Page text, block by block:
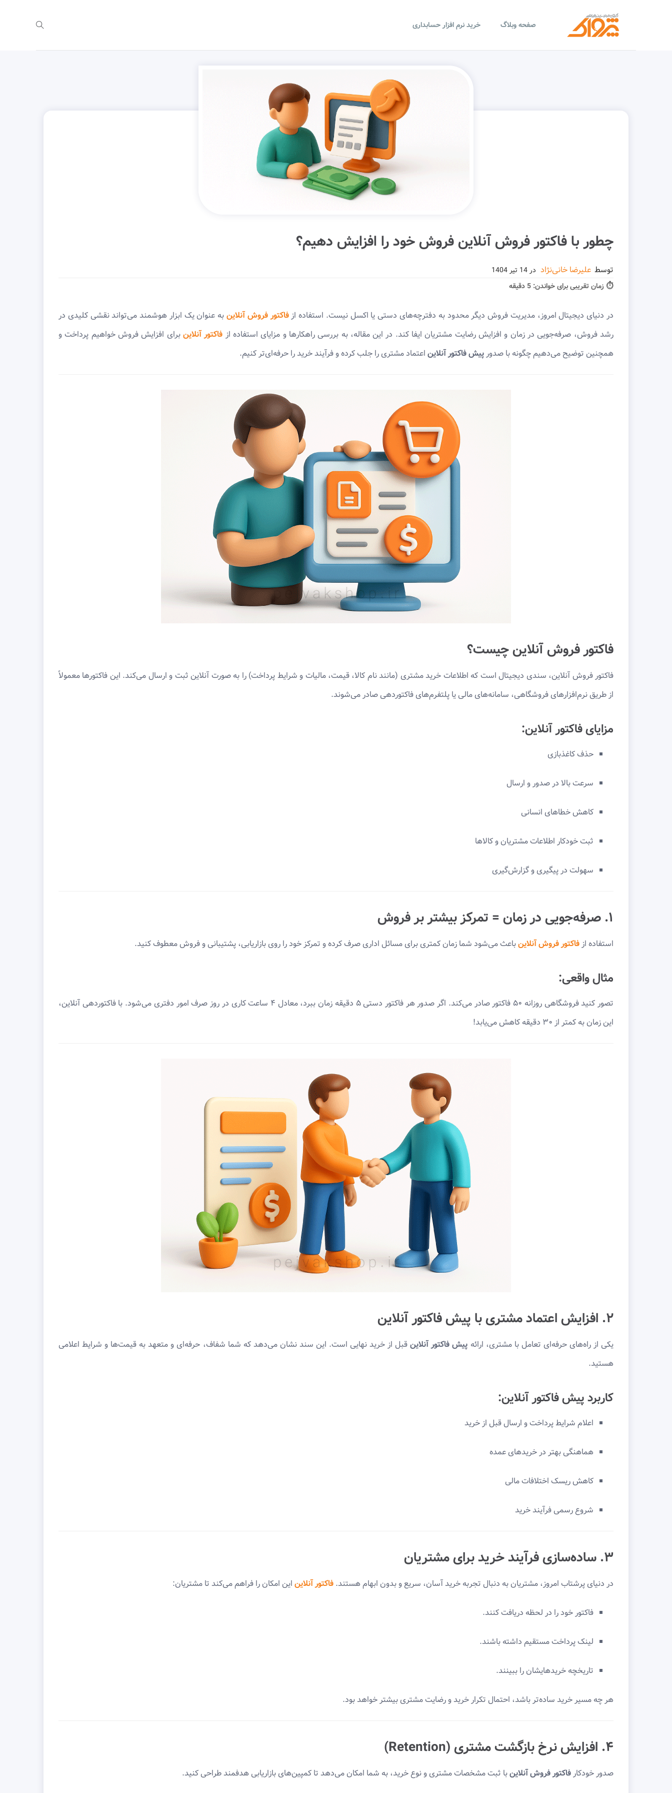
صفحه وبلاگ خرید نرم افزار حسابداری
چطور با فاکتور فروش آنلاین فروش خود را افزایش دهیم؟
توسط علیرضا خانی‌نژاد در
⏱ زمان تقریبی برای خواندن: 5 دقیقه
در دنیای دیجیتال امروز، مدیریت فروش دیگر محدود به دفترچه‌های دستی یا اکسل نیست. استفاده ازفاکتور فروش آنلاین به عنوان یک ابزار هوشمند می‌تواند نقشی کلیدی در
رشد فروش، صرفه‌جویی در زمان و افزایش رضایت مشتریان ایفا کند. در این مقاله، به بررسی راهکارها و مزایای استفاده از فاکتور آنلاین برای افزایش فروش خواهیم پرداخت و
همچنین توضیح می‌دهیم چگونه با صدور پیش فاکتور آنلاین اعتماد مشتری را جلب کرده و فرآیند خرید را حرفه‌ای‌تر کنیم.
فاکتور فروش آنلاین چیست؟
فاکتور فروش آنلاین، سندی دیجیتال است که اطلاعات خرید مشتری (مانند نام کالا، قیمت، مالیات و شرایط پرداخت) را به صورت آنلاین ثبت و ارسال می‌کند. این فاکتورها معمولاً
از طریق نرم‌افزارهای فروشگاهی، سامانه‌های مالی یا پلتفرم‌های فاکتوردهی صادر می‌شوند.
مزایای فاکتور آنلاین:
حذف کاغذبازی
سرعت بالا در صدور و ارسال
کاهش خطاهای انسانی
ثبت خودکار اطلاعات مشتریان و کالاها
سهولت در پیگیری و گزارش‌گیری
۱. صرفه‌جویی در زمان = تمرکز بیشتر بر فروش
استفاده از فاکتور فروش آنلاینباعث می‌شود شما زمان کمتری برای مسائل اداری صرف کرده و تمرکز خود را روی بازاریابی، پشتیبانی و فروش معطوف کنید.
مثال واقعی:
تصور کنید فروشگاهی روزانه ۵۰ فاکتور صادر می‌کند. اگر صدور هر فاکتور دستی ۵ دقیقه زمان ببرد، معادل ۴ ساعت کاری در روز صرف امور دفتری می‌شود. با فاکتوردهی آنلاین،
این زمان به کمتر از ۳۰ دقیقه کاهش می‌یابد!
۲. افزایش اعتماد مشتری با پیش فاکتور آنلاین
یکی از راه‌های حرفه‌ای تعامل با مشتری، ارائه پیش فاکتور آنلاینقبل از خرید نهایی است. این سند نشان می‌دهد که شما شفاف، حرفه‌ای و متعهد به قیمت‌ها و شرایط اعلامی
هستید.
کاربرد پیش فاکتور آنلاین:
اعلام شرایط پرداخت و ارسال قبل از خرید
هماهنگی بهتر در خریدهای عمده
کاهش ریسک اختلافات مالی
شروع رسمی فرآیند خرید
۳. ساده‌سازی فرآیند خرید برای مشتریان
در دنیای پرشتاب امروز، مشتریان به دنبال تجربه خرید آسان، سریع و بدون ابهام هستند. فاکتور آنلاین این امکان را فراهم می‌کند تا مشتریان:
فاکتور خود را در لحظه دریافت کنند.
لینک پرداخت مستقیم داشته باشند.
تاریخچه خریدهایشان را ببینند.
هر چه مسیر خرید ساده‌تر باشد، احتمال تکرار خرید و رضایت مشتری بیشتر خواهد بود.
۴. افزایش نرخ بازگشت مشتری (Retention)
صدور خودکار فاکتور فروش آنلاینبا ثبت مشخصات مشتری و نوع خرید، به شما امکان می‌دهد تا کمپین‌های بازاریابی هدفمند طراحی کنید.